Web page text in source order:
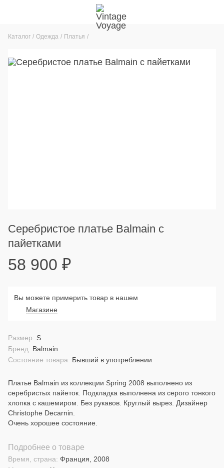
Каталог Одежда Платья
Серебристое платье Balmain с
пайетками
58 900 ₽
Вы можете примерить товар в нашем
Магазине
Состояние товара: Бывший в употреблении
Бренд: Balmain
Размер: S
Платье Balmain из коллекции Spring 2008 выполнено из
серебристых пайеток. Подкладка выполнена из серого тонкого
хлопка с кашемиром. Без рукавов. Круглый вырез. Дизайнер
Christophe Decarnin.
Очень хорошее состояние.
Подробнее о товаре
Время, страна: Франция, 2008